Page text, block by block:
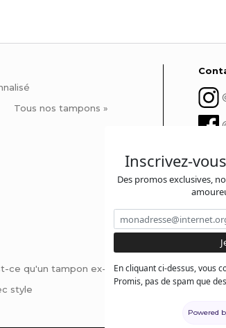
Tous nos tampons »
ce qu'un tampon ex-libris ?
style
Inscrivez-
Des promos exclusives,
En cliquant ci-dessus, vous
Promis, pas de spam que
Powered